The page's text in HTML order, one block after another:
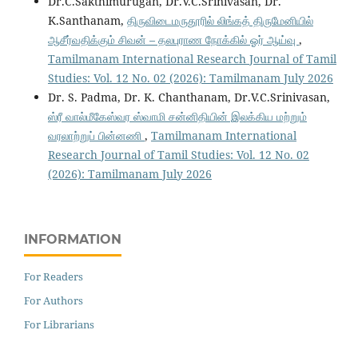
K.Santhanam, திருவிடைமருதூரில் லிங்கத் திருமேனியில்
ஆசீர்வதிக்கும் சிவன் – தலபுராண நோக்கில் ஓர் ஆய்வு ,
Tamilmanam International Research Journal of Tamil
Studies: Vol. 12 No. 02 (2026): Tamilmanam July 2026
Dr. S. Padma, Dr. K. Chanthanam, Dr.V.C.Srinivasan,
ஸ்ரீ வால்மீகேஸ்வர ஸ்வாமி சன்னிதியின் இலக்கிய மற்றும்
வரலாற்றுப் பின்னணி , Tamilmanam International
Research Journal of Tamil Studies: Vol. 12 No. 02
(2026): Tamilmanam July 2026
INFORMATION
For Readers
For Authors
For Librarians